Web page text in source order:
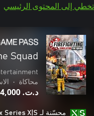
تخطي إلى المحتوى الرئيسي
Squad
محاكاة
•
د.ت.‏ 84,000
محسّنة لـ Xbox Series X|S